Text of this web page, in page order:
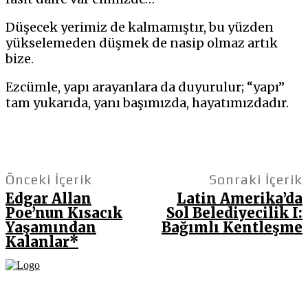
Düşecek yerimiz de kalmamıştır, bu yüzden
yükselemeden düşmek de nasip olmaz artık
bize.
Ezcümle, yapı arayanlara da duyurulur; “yapı”
tam yukarıda, yanı başımızda, hayatımızdadır.
Önceki İçerik
Edgar Allan
Poe’nun Kısacık
Yaşamından
Kalanlar*
Sonraki İçerik
Latin Amerika’da
Sol Belediyecilik I:
Bağımlı Kentleşme